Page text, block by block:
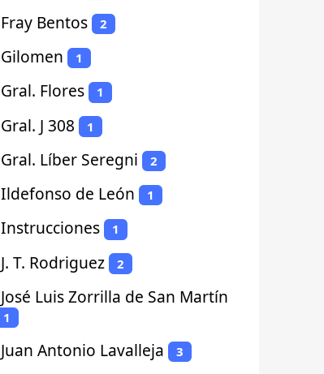
Fray Bentos 2
Gilomen 1
Gral. Flores 1
Gral. J 308 1
Gral. Líber Seregni 2
Ildefonso de León 1
Instrucciones 1
J. T. Rodriguez 2
José Luis Zorrilla de San Martín
1
Juan Antonio Lavalleja 3